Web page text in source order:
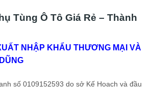
Tùng Ô Tô Giá Rẻ – Thành
NHẬP KHẨU THƯƠNG MẠI VÀ
số 0109152593 do sở Kế Hoạch và đầu